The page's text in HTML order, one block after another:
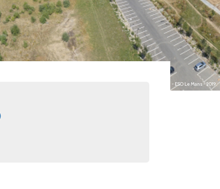
photo : Guillaume BAILLY (MCF) et S. CHARPENTIER (IE) - ESO Le Mans - 2019.